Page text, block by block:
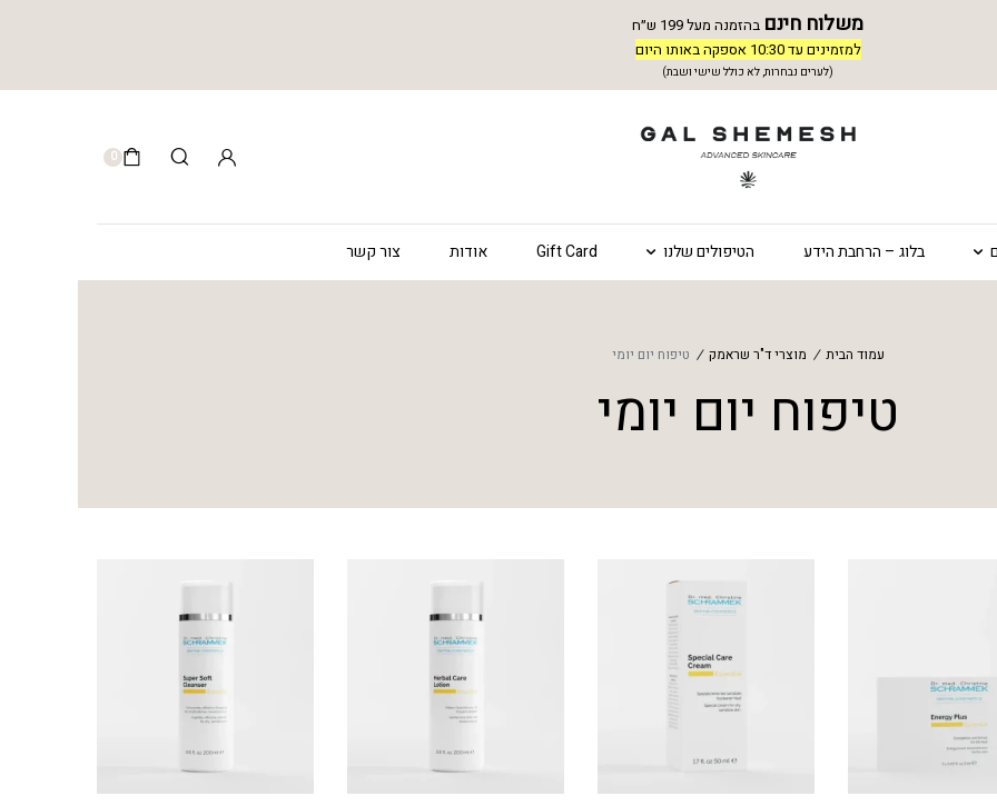
משלוח חינם בהזמנה מעל 199 ש״ח
למזמינים עד 10:30 אספקה באותו היום
(לערים נבחרות, לא כולל שישי ושבת)
0
בלוג – הרחבת הידע הטיפולים שלנו Gift Card אודות צור קשר
עמוד הבית / מוצרי ד"ר שראמק / טיפוח יום יומי
טיפוח יום יומי